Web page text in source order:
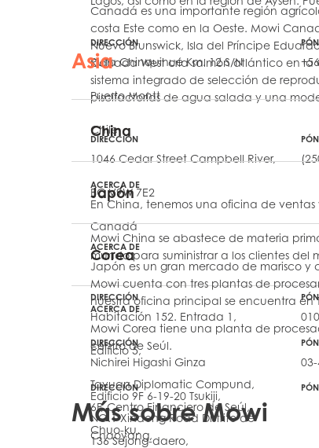
Mowi Faroe
Americas
Mowi
Mowi
DIRECCIÓN
Ruta Chinquihue Km. 12 S/N
Puerto Montt
Chile
Canadá es una importante región
costa Este como en la Oeste. Mowi
Nuevo Brunswick, Isla del Príncipe
Canada West cría salmón atlántico en
sistema integrado de selección de
piscifactorías de agua salada y una
DIRECCIÓN
1046 Cedar Street Campbell River,
BC V9W 7E2
Canadá
Asia
China
ACERCA DE
En China, tenemos una oficina de
Mowi China se abastece de materia
mundo para suministrar a los clientes del
DIRECCIÓN
Habitación 152. Entrada 1,
Edificio 5,
Tayuan Diplomatic Compund,
NO.1 Xindong Road Distrito de
Chaoyang,
Japón
ACERCA DE
Japón es un gran mercado de marisco y
Mowi cuenta con tres plantas de
nuestra oficina principal se encuentra en
DIRECCIÓN
Nichirei Higashi Ginza
Edificio 9F 6-19-20 Tsukiji,
Chuo-ku,
Corea
ACERCA DE
Mowi Corea tiene una planta de
centro de Seúl.
DIRECCIÓN
6F, Centro Financiero de Seúl,
136 Sejong-daero,
Más sobre Mowi